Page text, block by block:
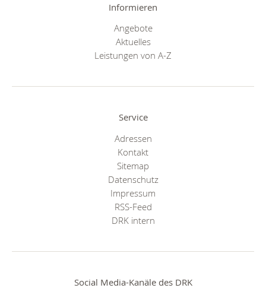
Informieren
Angebote
Aktuelles
Leistungen von A-Z
Service
Adressen
Kontakt
Sitemap
Datenschutz
Impressum
RSS-Feed
DRK intern
Social Media-Kanäle des DRK